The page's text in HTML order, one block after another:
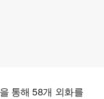
통해 58개 외화를